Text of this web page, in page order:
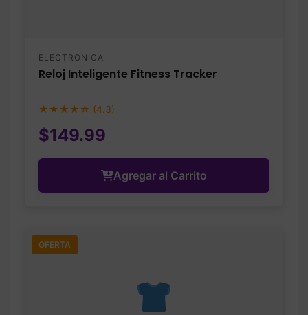
ELECTRONICA
Reloj Inteligente Fitness Tracker
★★★★☆ (4.3)
$149.99
Agregar al Carrito
OFERTA